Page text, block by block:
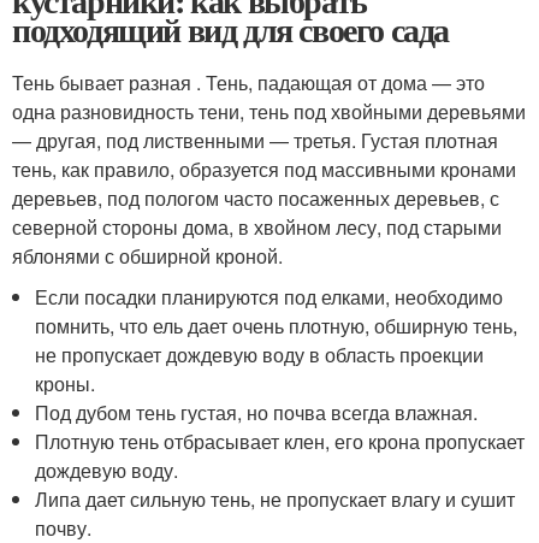
подходящий вид для своего сада
Тень бывает разная . Тень, падающая от дома — это
одна разновидность тени, тень под хвойными деревьями
— другая, под лиственными — третья. Густая плотная
тень, как правило, образуется под массивными кронами
деревьев, под пологом часто посаженных деревьев, с
северной стороны дома, в хвойном лесу, под старыми
яблонями с обширной кроной.
Если посадки планируются под елками, необходимо
помнить, что ель дает очень плотную, обширную тень,
не пропускает дождевую воду в область проекции
кроны.
Под дубом тень густая, но почва всегда влажная.
Плотную тень отбрасывает клен, его крона пропускает
дождевую воду.
Липа дает сильную тень, не пропускает влагу и сушит
почву.